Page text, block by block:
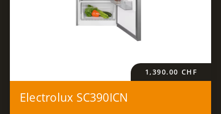
1,390.00 CHF
Electrolux SC390ICN